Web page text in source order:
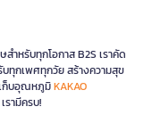
หรับทุกโอกาส B2S เราคัด
บทุกเพศทุกวัย สร้างความสุข
เก็บอุณหภูมิKAKAO
เรามีครบ!